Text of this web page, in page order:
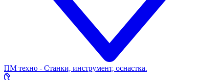
ПМ техно - Станки, инструмент, оснастка.